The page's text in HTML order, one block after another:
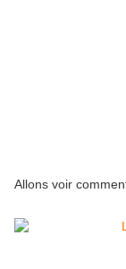
Allons voir